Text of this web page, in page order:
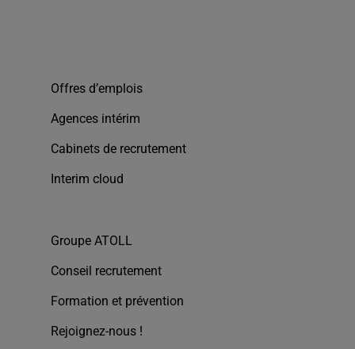
Offres d’emplois
Agences intérim
Cabinets de recrutement
Interim cloud
Groupe ATOLL
Conseil recrutement
Formation et prévention
Rejoignez-nous !